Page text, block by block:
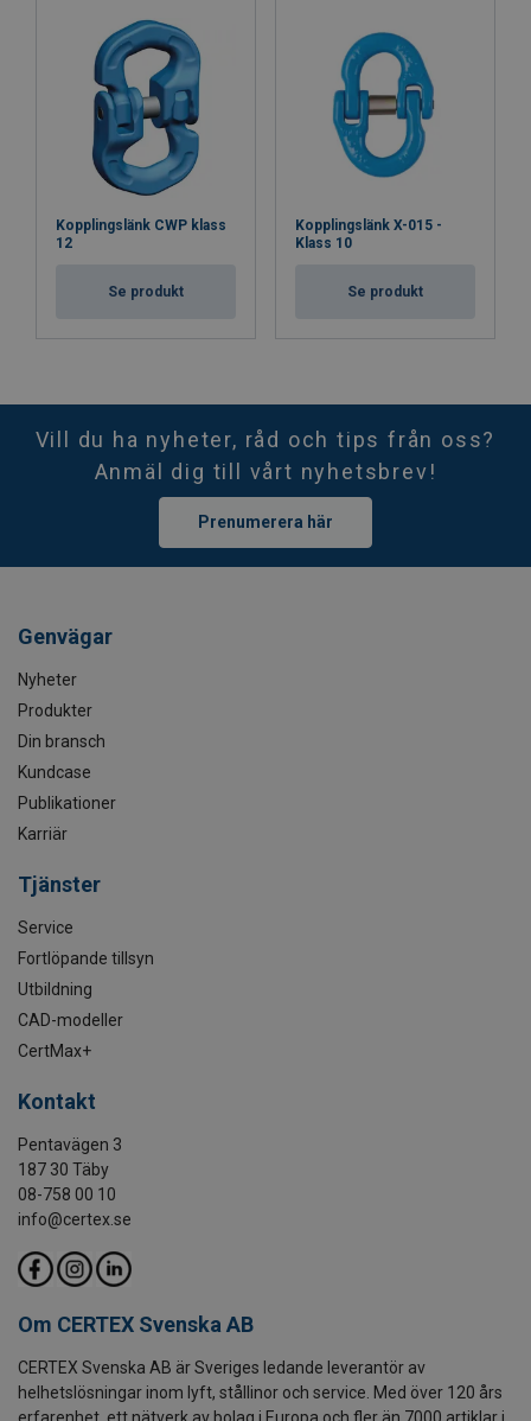
Kopplingslänk CWP klass
12
Se produkt
Kopplingslänk X-015 -
Klass 10
Se produkt
Vill du ha nyheter, råd och tips från oss?
Anmäl dig till vårt nyhetsbrev!
Prenumerera här
Genvägar
Nyheter
Produkter
Din bransch
Kundcase
Publikationer
Karriär
Tjänster
Service
Fortlöpande tillsyn
Utbildning
CAD-modeller
CertMax+
Kontakt
Pentavägen 3
187 30 Täby
08-758 00 10
info@certex.se
Om CERTEX Svenska AB
CERTEX Svenska AB är Sveriges ledande leverantör av
helhetslösningar inom lyft, stållinor och service. Med över 120 års